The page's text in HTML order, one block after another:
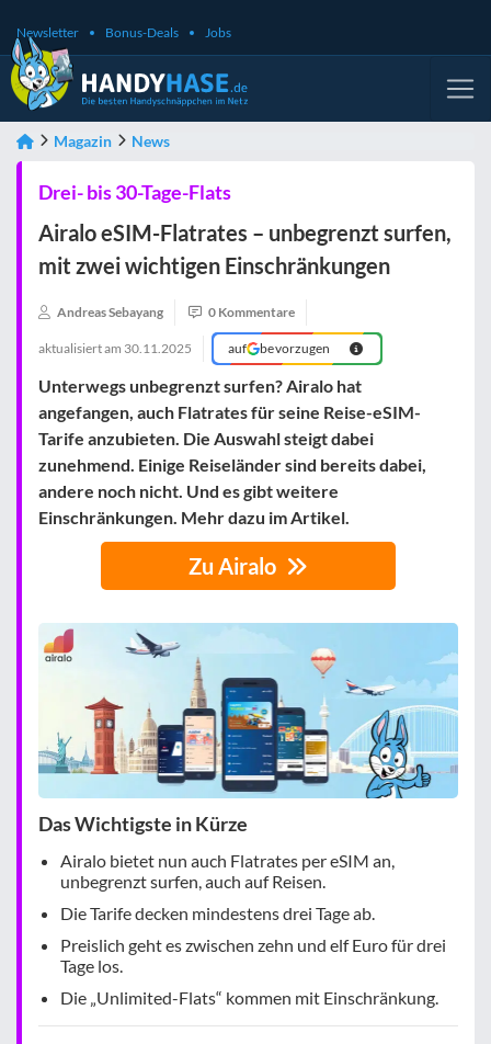
Newsletter Bonus-Deals Jobs
Magazin News
Drei- bis 30-Tage-Flats
Airalo eSIM-Flatrates – unbegrenzt surfen,
mit zwei wichtigen Einschränkungen
Andreas Sebayang 0 Kommentare
aktualisiert am 30.11.2025 auf bevorzugen
Unterwegs unbegrenzt surfen? Airalo hat
angefangen, auch Flatrates für seine Reise-eSIM-
Tarife anzubieten. Die Auswahl steigt dabei
zunehmend. Einige Reiseländer sind bereits dabei,
andere noch nicht. Und es gibt weitere
Einschränkungen. Mehr dazu im Artikel.
Zu Airalo
Das Wichtigste in Kürze
Airalo bietet nun auch Flatrates per eSIM an,
unbegrenzt surfen, auch auf Reisen.
Die Tarife decken mindestens drei Tage ab.
Preislich geht es zwischen zehn und elf Euro für drei
Tage los.
Die „Unlimited-Flats“ kommen mit Einschränkung.